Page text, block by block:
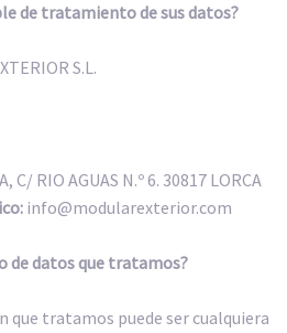
de tratamiento de sus datos?
S.L.
C/ RIO AGUAS N.º 6. 30817 LORCA
info@modularexterior.com
de datos que tratamos?
que tratamos puede ser cualquiera